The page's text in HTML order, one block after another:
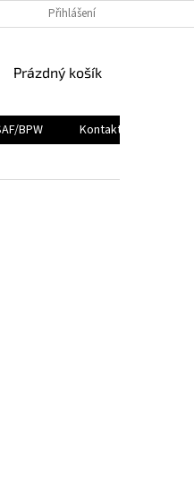
Přihlášení
NÁKUPNÍ
Prázdný košík
BPW
Kontakty